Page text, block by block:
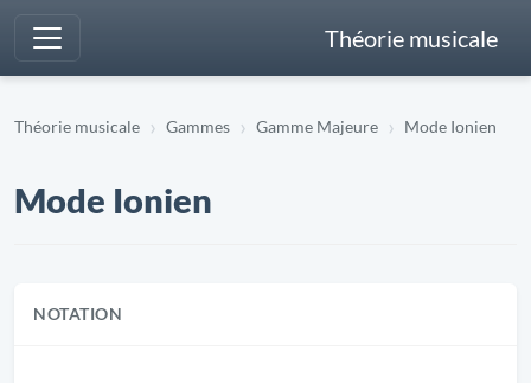
Théorie musicale
Théorie musicale Gammes Gamme Majeure Mode Ionien
Mode Ionien
NOTATION